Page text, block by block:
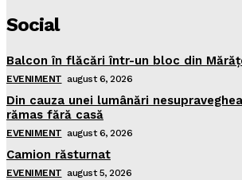
Social
Balcon în flăcări într-un bloc din
EVENIMENT august 6, 2026
Din cauza unei lumânări
rămas fără casă
EVENIMENT august 6, 2026
Camion răsturnat
EVENIMENT august 5, 2026